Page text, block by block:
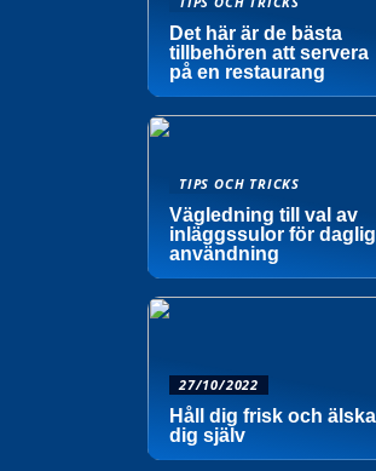
Det här är de bästa
tillbehören att servera
på en restaurang
TIPS OCH TRICKS
Vägledning till val av
inläggssulor för daglig
användning
27/10/2022
Håll dig frisk och älska
dig själv